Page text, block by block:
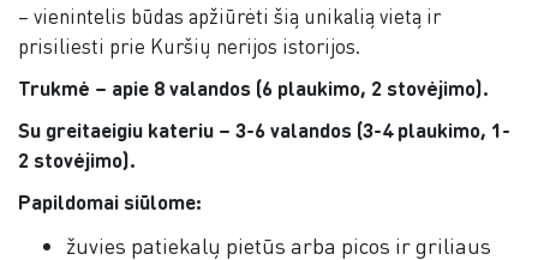
– vienintelis būdas apžiūrėti šią unikalią vietą ir
prisiliesti prie Kuršių nerijos istorijos.
Trukmė – apie 8 valandos (6 plaukimo, 2 stovėjimo).
Su greitaeigiu kateriu – 3-6 valandos (3-4 plaukimo, 1-
2 stovėjimo).
Papildomai siūlome:
žuvies patiekalų pietūs arba picos ir griliaus